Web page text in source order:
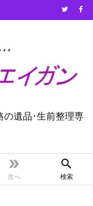
の遺品･生前整理専

次へ

検索